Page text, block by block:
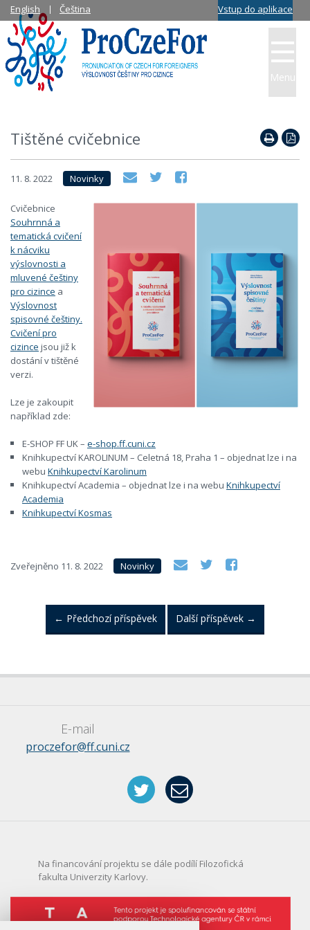
Tištěné cvičebnice
11. 8. 2022 Novinky
Cvičebnice
Souhrnná a
tematická cvičení
k nácviku
výslovnosti a
mluvené češtiny
pro cizince a
Výslovnost
spisovné češtiny.
Cvičení pro
cizince jsou již k
dostání v tištěné
verzi.
Lze je zakoupit
například zde:
E-SHOP FF UK – e-shop.ff.cuni.cz
Knihkupectví KAROLINUM – Celetná 18, Praha 1 – objednat lze i na
webu Knihkupectví Karolinum
Knihkupectví Academia – objednat lze i na webu Knihkupectví
Academia
Knihkupectví Kosmas
Zveřejněno 11. 8. 2022 Novinky
← Předchozí příspěvek Další příspěvek →
Menu
English Čeština Vstup do aplikace
E-mail
proczefor@ff.cuni.cz
Na financování projektu se dále podílí Filozofická
fakulta Univerzity Karlovy.